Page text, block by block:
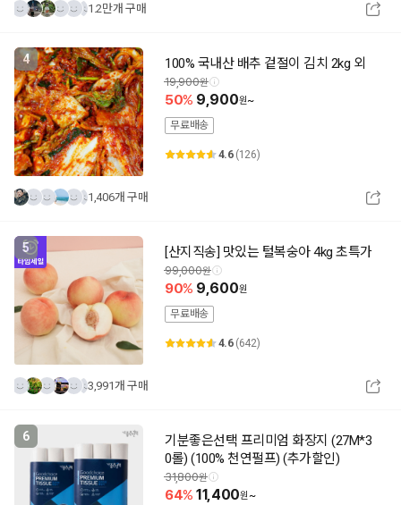
1.2만개 구매
4 100% 국내산 배추 겉절이 김치 2kg 외
19,900
50 9,900
~
무료배송
4.6 (126)
1,406개 구매
5 [산지직송] 맛있는 털복숭아 4kg 초특가
99,000
90 9,600
무료배송
4.6 (642)
3,991개 구매
6
기분좋은선택 프리미엄 화장지 (27M*3
0롤) (100% 천연펄프) (추가할인)
31,800
64 11,400
~